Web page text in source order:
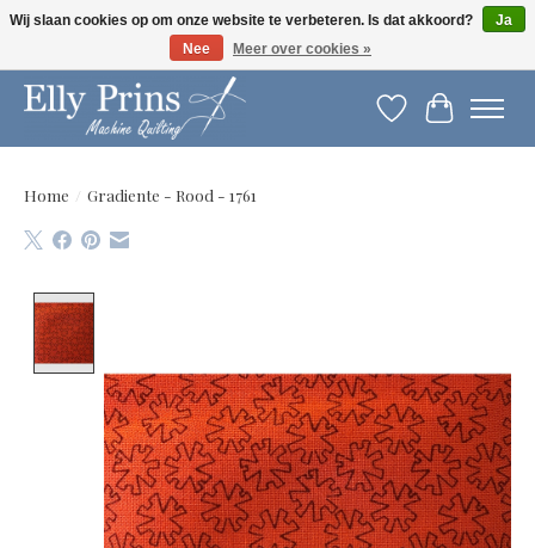
Let op: gewijzigde openingstijden!
Verlanglijst
Home / Gradiente - Rood - 1761
Wij slaan cookies op om onze website te verbeteren. Is dat akkoord?
Ja
Nee
Meer over cookies »